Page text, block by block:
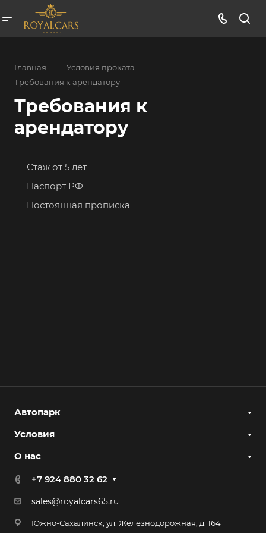
Главная — Условия проката —
Требования к арендатору
Требования к
арендатору
Стаж от 5 лет
Паспорт РФ
Постоянная прописка
Автопарк
Условия
О нас
+7 924 880 32 62
sales@royalcars65.ru
Южно-Сахалинск, ул. Железнодорожная, д. 164